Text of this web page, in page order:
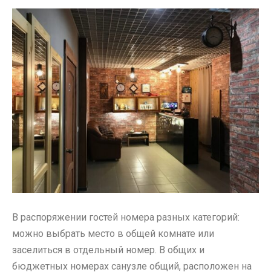
В распоряжении гостей номера разных категорий:
можно выбрать место в общей комнате или
заселиться в отдельный номер. В общих и
бюджетных номерах санузле общий, расположен на